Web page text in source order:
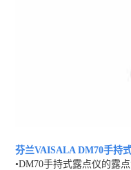
芬兰VAISALA DM70手持
•DM70手持式露点仪的